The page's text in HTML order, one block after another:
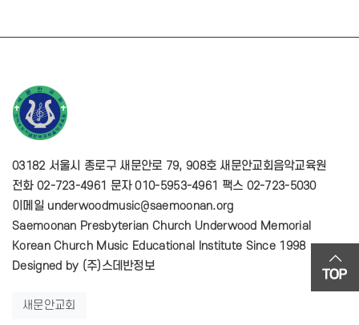
03182 서울시 종로구 새문안로 79, 908호 새문안교회음악교육원
전화 02-723-4961 문자 010-5953-4961 팩스 02-723-5030
이메일 underwoodmusic@saemoonan.org
Saemoonan Presbyterian Church Underwood Memorial
Korean Church Music Educational Institute Since 1998
Designed by (주)스데반정보
새문안교회